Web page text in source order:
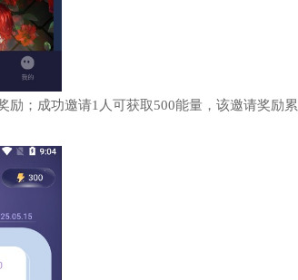
；成功邀请1人可获取500能量，该邀请奖励累